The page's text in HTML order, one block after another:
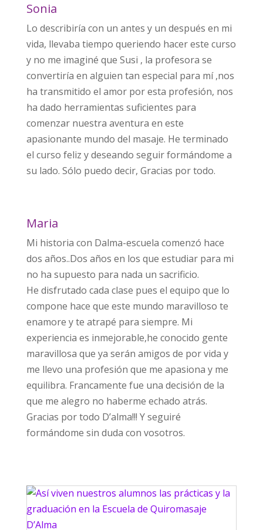
Sonia
Lo describiría con un antes y un después en mi
vida, llevaba tiempo queriendo hacer este curso
y no me imaginé que Susi , la profesora se
convertiría en alguien tan especial para mí ,nos
ha transmitido el amor por esta profesión, nos
ha dado herramientas suficientes para
comenzar nuestra aventura en este
apasionante mundo del masaje. He terminado
el curso feliz y deseando seguir formándome a
su lado. Sólo puedo decir, Gracias por todo.
Maria
Mi historia con Dalma-escuela comenzó hace
dos años..Dos años en los que estudiar para mi
no ha supuesto para nada un sacrificio.
He disfrutado cada clase pues el equipo que lo
compone hace que este mundo maravilloso te
enamore y te atrapé para siempre. Mi
experiencia es inmejorable,he conocido gente
maravillosa que ya serán amigos de por vida y
me llevo una profesión que me apasiona y me
equilibra. Francamente fue una decisión de la
que me alegro no haberme echado atrás.
Gracias por todo D’alma!!! Y seguiré
formándome sin duda con vosotros.